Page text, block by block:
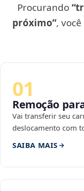
Procurando
próximo”,
01
Remoção
Vai transferir seu
deslocamento com
SAIBA MAIS